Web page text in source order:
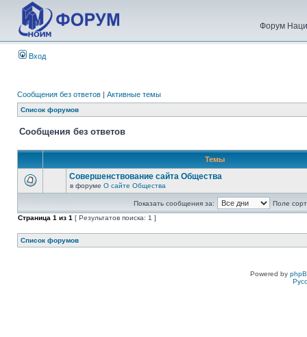
Форум
Вход
Сообщения без ответов | Активные темы
Список форумов
Сообщения без ответов
Темы
Совершенствование сайта Общества
в форуме О сайте Общества
Показать сообщения за:
Поле
Страница 1 из 1 [ Результатов поиска: 1 ]
Список форумов
Powered by